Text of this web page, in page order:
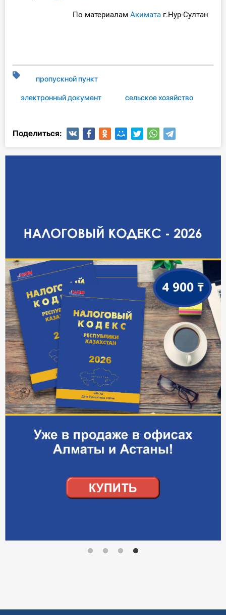
По материалам Акимата г.Нур-Султан
пропускной пункт
электронный документ сельское хозяйство
Поделиться: